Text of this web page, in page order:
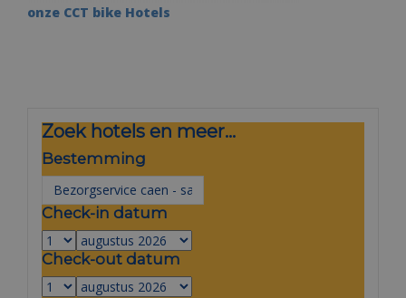
onze CCT bike Hotels
Zoek hotels en meer...
Bestemming
Check-in datum
Check-out datum